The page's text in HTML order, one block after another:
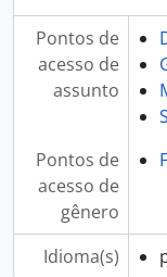
Pontos de
acesso de
assunto
Pontos de
acesso de
gênero
Idioma(s)